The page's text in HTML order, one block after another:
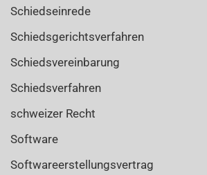
Schiedseinrede
Schiedsgerichtsverfahren
Schiedsvereinbarung
Schiedsverfahren
schweizer Recht
Software
Softwareerstellungsvertrag